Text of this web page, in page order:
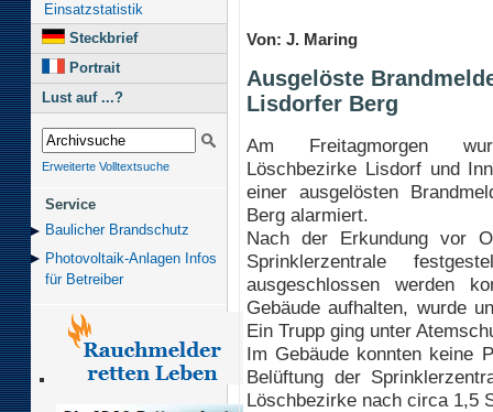
Einsatzstatistik
Steckbrief
Portrait
Lust auf ...?
Erweiterte Volltextsuche
Service
Baulicher Brand­schutz
Photovoltaik-Anlagen Infos
für Betreiber
Von: J. Maring
Ausgelöste
Lisdorfer Berg
Am Freitagmorgen
Löschbezirke Lisdorf und
einer ausgelösten
Berg alarmiert.
Nach der Erkundung vor
Sprinklerzentrale
ausgeschlossen werden
Gebäude aufhalten, wurde
Ein Trupp ging unter
Im Gebäude konnten keine
Belüftung der
Löschbezirke nach circa 1,5